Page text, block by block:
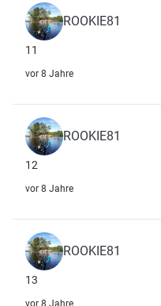
ROOKIE81
11
vor 8 Jahre
ROOKIE81
12
vor 8 Jahre
ROOKIE81
13
vor 8 Jahre